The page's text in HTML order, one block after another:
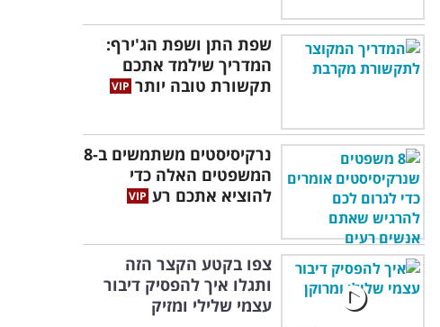
שפת התן ושפת הג'ירף:
המדריך שילמד אתכם
תקשורת טובה יותר
נרקיסיסטים משתמשים ב-8
המשפטים האלה כדי
להוציא אתכם רע
צפו בקטע הקצר הזה
ותגלו איך להפסיק דיבור
עצמי שלילי ומזיק